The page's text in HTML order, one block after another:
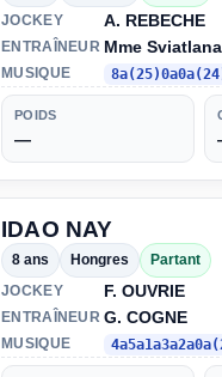
JOCKEY
A. REBECHE
ENTRAÎNEUR Mme
MUSIQUE
POIDS
—
IDAO NAY
8 ans Hongres
Partant
JOCKEY
F. OUVRIE
ENTRAÎNEUR G. COGNE
MUSIQUE